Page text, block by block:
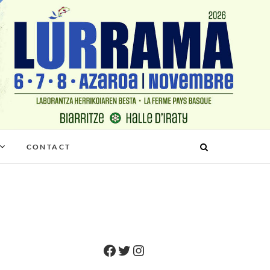
CONTACT
Facebook
Twitter
Instagram